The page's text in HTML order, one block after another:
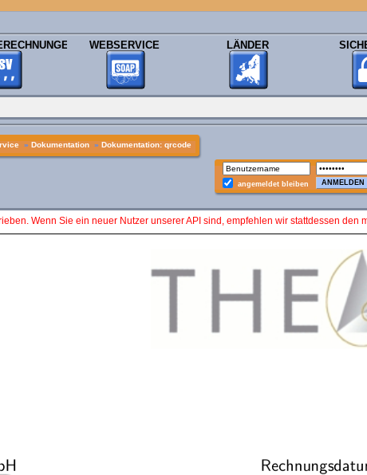
WEBSERVICE LÄNDER
» Dokumentation » Dokumentation: qrcode
angemeldet bleiben
Wenn Sie ein neuer Nutzer unserer API sind, empfehlen wir stattdessen den